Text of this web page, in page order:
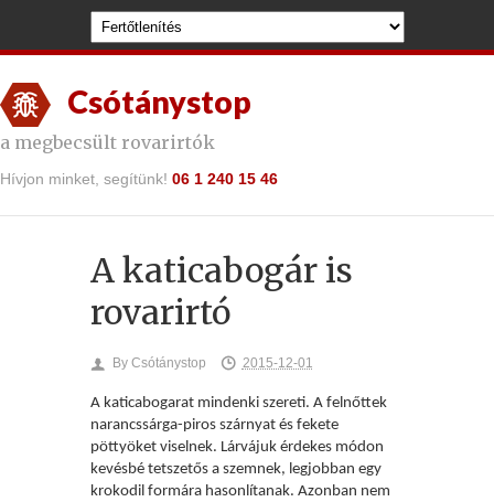
Csótánystop
a megbecsült rovarirtók
Hívjon minket, segítünk! 06 1 240 15 46
A katicabogár is
rovarirtó
By Csótánystop 2015-12-01
A katicabogarat mindenki szereti. A felnőttek
narancssárga-piros szárnyat és fekete
pöttyöket viselnek. Lárvájuk érdekes módon
kevésbé tetszetős a szemnek, legjobban egy
krokodil formára hasonlítanak. Azonban nem